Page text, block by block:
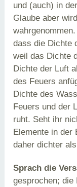
und (auch) in
Glaube aber
dass die Dichte
weil das Dichte
Dichte der Luft
des Feuers
Dichte des
Feuers und der
ruht. Seht ihr
Elemente in der
daher dichter
Sprach die
gesprochen;